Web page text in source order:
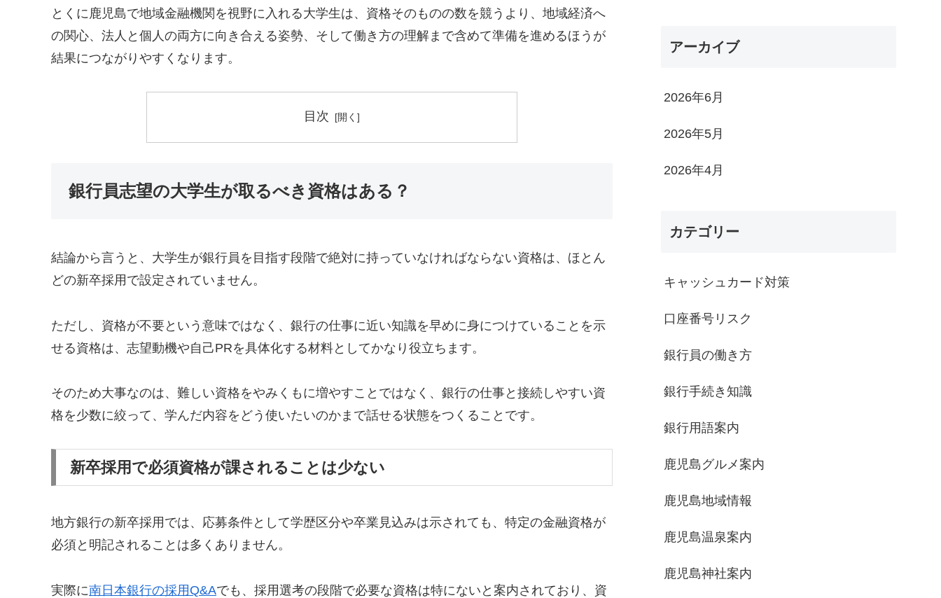
とくに鹿児島で地域金融機関を視野に入れる大学生は、資格そのものの数を競うより、地域経済へ
の関心、法人と個人の両方に向き合える姿勢、そして働き方の理解まで含めて準備を進めるほうが
結果につながりやすくなります。
目次
銀行員志望の大学生が取るべき資格はある？
結論から言うと、大学生が銀行員を目指す段階で絶対に持っていなければならない資格は、ほとん
どの新卒採用で設定されていません。
ただし、資格が不要という意味ではなく、銀行の仕事に近い知識を早めに身につけていることを示
せる資格は、志望動機や自己PRを具体化する材料としてかなり役立ちます。
そのため大事なのは、難しい資格をやみくもに増やすことではなく、銀行の仕事と接続しやすい資
格を少数に絞って、学んだ内容をどう使いたいのかまで話せる状態をつくることです。
新卒採用で必須資格が課されることは少ない
地方銀行の新卒採用では、応募条件として学歴区分や卒業見込みは示されても、特定の金融資格が
必須と明記されることは多くありません。
実際に南日本銀行の採用Q&Aでも、採用選考の段階で必要な資格は特にないと案内されており、資
アーカイブ
2026年6月
2026年5月
2026年4月
カテゴリー
キャッシュカード対策
口座番号リスク
銀行員の働き方
銀行手続き知識
銀行用語案内
鹿児島グルメ案内
鹿児島地域情報
鹿児島温泉案内
鹿児島神社案内